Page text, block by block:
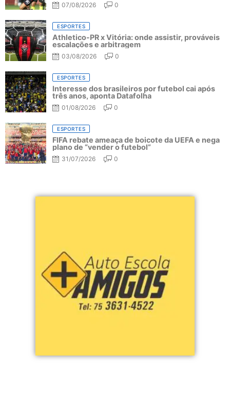
07/08/2026 0
ESPORTES
Athletico-PR x Vitória: onde assistir, prováveis
escalações e arbitragem
03/08/2026 0
ESPORTES
Interesse dos brasileiros por futebol cai após
três anos, aponta Datafolha
01/08/2026 0
ESPORTES
FIFA rebate ameaça de boicote da UEFA e nega
plano de “vender o futebol”
31/07/2026 0